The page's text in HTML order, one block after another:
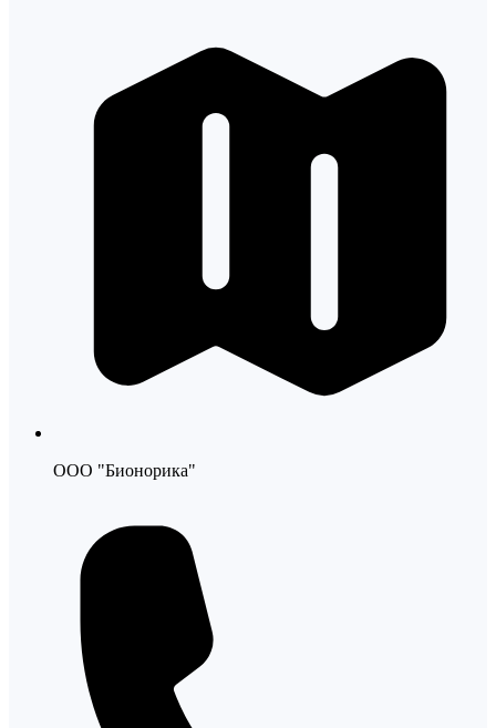
ООО "Бионорика"